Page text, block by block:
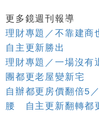
更多鏡週刊報導
理財專題／不靠建
自主更新勝出
理財專題／一場沒
團都更老屋變新宅
自辦都更房價翻倍5
腰 自主更新翻轉都